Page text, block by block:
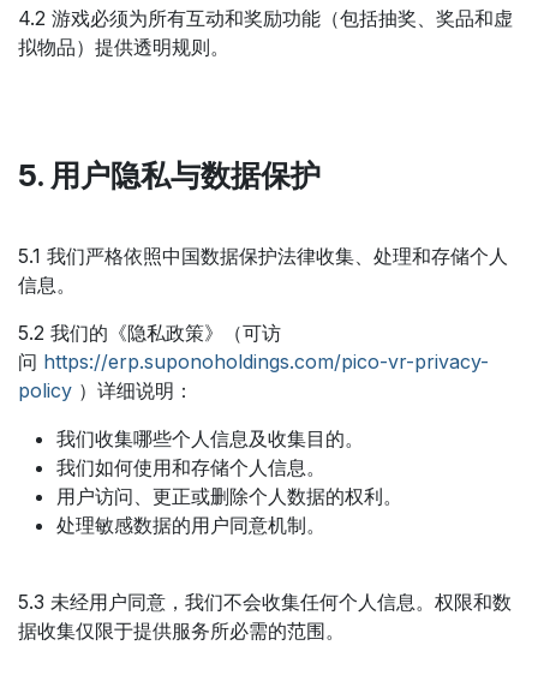
4.2 游戏必须为所有互动和奖励功能（包括抽奖、奖品和虚
拟物品）提供透明规则。
5. 用户隐私与数据保护
5.1 我们严格依照中国数据保护法律收集、处理和存储个人
信息。
5.2 我们的《隐私政策》（可访
问 https://erp.suponoholdings.com/pico-vr-privacy-
policy ）详细说明：
我们收集哪些个人信息及收集目的。
我们如何使用和存储个人信息。
用户访问、更正或删除个人数据的权利。
处理敏感数据的用户同意机制。
5.3 未经用户同意，我们不会收集任何个人信息。权限和数
据收集仅限于提供服务所必需的范围。